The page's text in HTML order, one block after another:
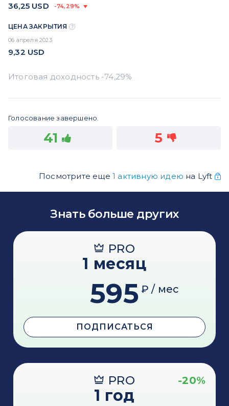
36,25 USD -74,29%
ЦЕНА ЗАКРЫТИЯ
06 апреля 2023
9,32 USD
Голосование завершено.
41 5
Посмотрите еще 1 активную идею на Lyft
Знать больше других
PRO
1 месяц
595 ₽ / мес
ПОДПИСАТЬСЯ
PRO -20%
1 год